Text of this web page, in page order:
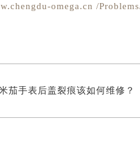
omega.cn /
茄手表后盖裂痕该如何维修？